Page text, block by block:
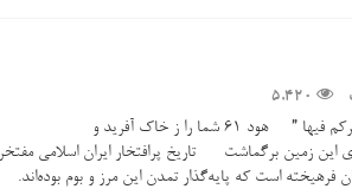
5,420
” هو انشاکم من الارض واستعمرکم فیها ” هود ۶۱ شما را ز خاک آفرید و
برگماشت تاریخ پرافتخار ایران اسلامی مفتخر
فرهیخته است که پایه‌گذار تمدن این مرز و بوم بوده‌اند.